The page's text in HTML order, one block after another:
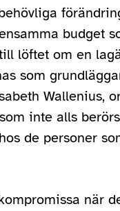
budget
löftet om en
som
Wallenius,
inte alls
de personer
när